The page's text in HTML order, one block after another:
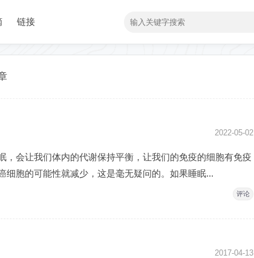
链接
2022-05-02
会让我们体内的代谢保持平衡，让我们的免疫的细胞有免疫
胞的可能性就减少，这是毫无疑问的。如果睡眠...
评论
2017-04-13